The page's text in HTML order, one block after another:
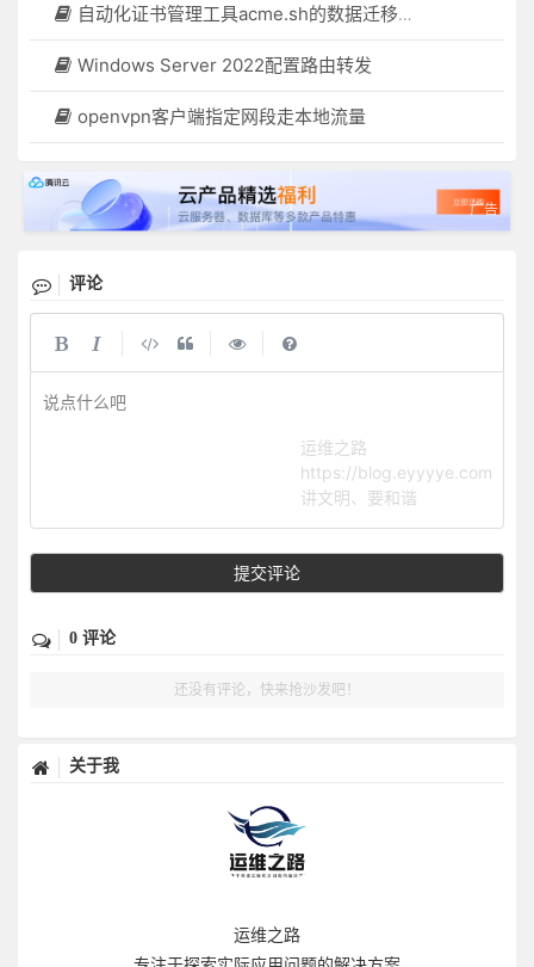
自动化证书管理工具acme.sh的数据迁移操作
Windows Server 2022配置路由转发
openvpn客户端指定网段走本地流量
评论
说点什么吧
运维之路
https://blog.eyyyye.com
讲文明、要和谐
提交评论
0 评论
还没有评论，快来抢沙发吧！
关于我
运维之路